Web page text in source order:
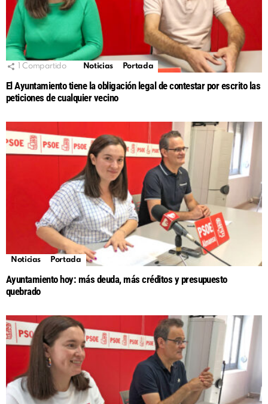
Compartido Noticias Portada
El Ayuntamiento tiene la obligación legal de contestar por escrito las
peticiones de cualquier vecino
Noticias Portada
Ayuntamiento hoy: más deuda, más créditos y presupuesto
quebrado